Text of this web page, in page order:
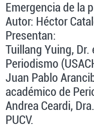
Emergencia de la
Autor: Héctor
Presentan:
Tuillang Yuing,
Periodismo
Juan Pablo
académico de
Andrea Ceardi,
PUCV.